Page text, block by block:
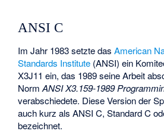
ANSI C
Im Jahr 1983 setzte dasAmerican
Standards Institute (ANSI) ein
X3J11 ein, das 1989 seine Arbeit
NormANSI X3.159-1989
verabschiedete. Diese Version der
auch kurz als ANSI C, Standard C
bezeichnet.